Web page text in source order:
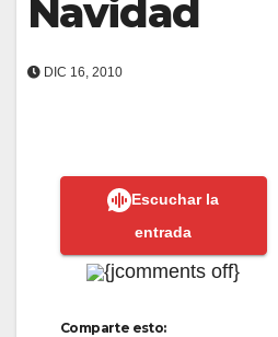
Navidad
DIC 16, 2010
Escuchar la
entrada
{jcomments off}
Comparte esto: